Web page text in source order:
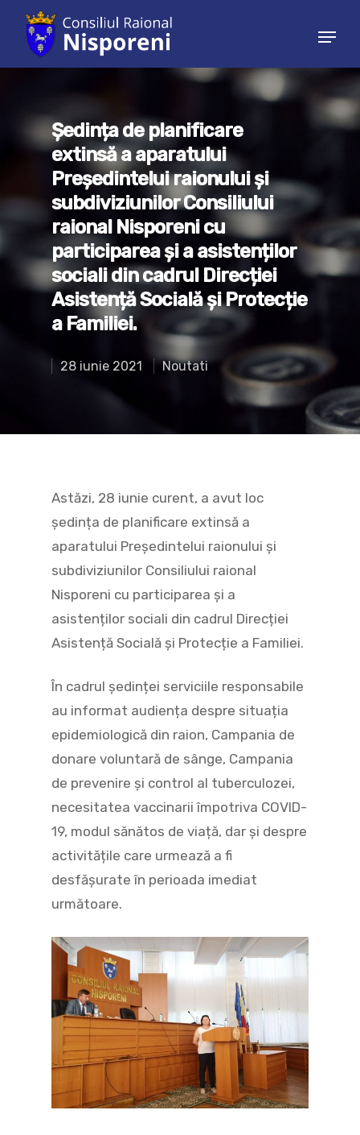
Hit enter to search or ESC to close
Ședința de planificare
extinsă a aparatului
Preşedintelui raionului şi
subdiviziunilor Consiliului
raional Nisporeni cu
participarea și a asistenților
sociali din cadrul Direcției
Asistență Socială și Protecție
a Familiei.
28 iunie 2021 Noutati
Astăzi, 28 iunie curent, a avut loc
ședința de planificare extinsă a
aparatului Preşedintelui raionului şi
subdiviziunilor Consiliului raional
Nisporeni cu participarea și a
asistenților sociali din cadrul Direcției
Asistență Socială și Protecție a Familiei.
În cadrul ședinței serviciile responsabile
au informat audiența despre situația
epidemiologică din raion, Campania de
donare voluntară de sânge, Campania
de prevenire și control al tuberculozei,
necesitatea vaccinarii împotriva COVID-
19, modul sănătos de viață, dar și despre
activitățile care urmează a fi
desfășurate în perioada imediat
următoare.